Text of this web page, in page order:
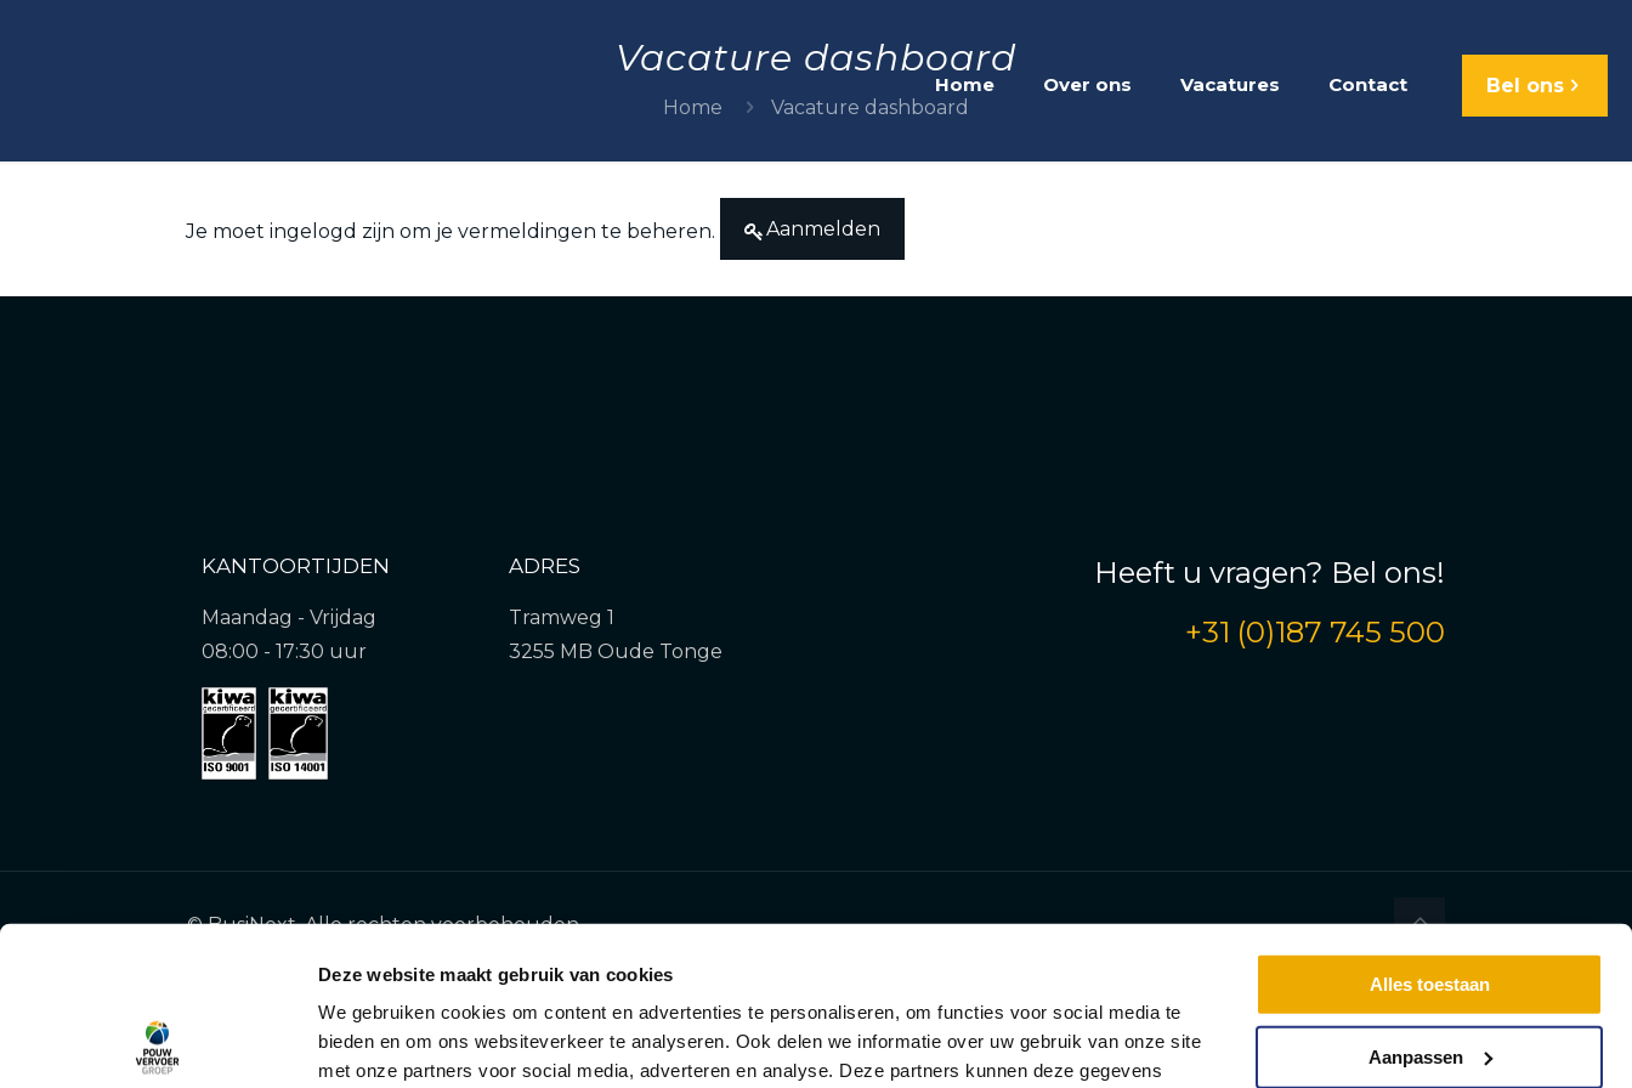
Deze website maakt gebruik van cookies
We gebruiken cookies om content en advertenties te personaliseren, om functies voor social media te
bieden en om ons websiteverkeer te analyseren. Ook delen we informatie over uw gebruik van onze site
met onze partners voor social media, adverteren en analyse. Deze partners kunnen deze gegevens
Alles toestaan
Aanpassen
Home Over ons Vacatures Contact Bel ons
Vacature dashboard
Home Vacature dashboard
Je moet ingelogd zijn om je vermeldingen te beheren. Aanmelden
KANTOORTIJDEN
Maandag - Vrijdag
08:00 - 17:30 uur
ADRES
Tramweg 1
3255 MB Oude Tonge
Heeft u vragen? Bel ons!
+31 (0)187 745 500
©BusiNext. Alle rechten voorbehouden.